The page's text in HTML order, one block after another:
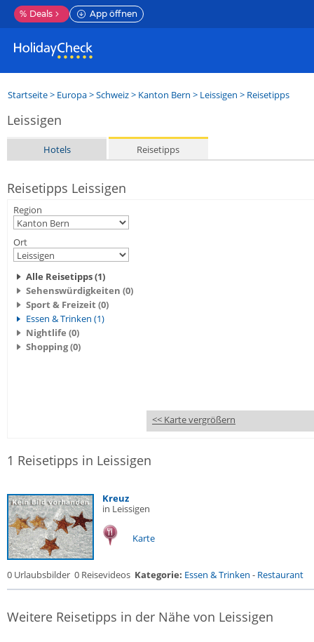
% Deals App öffnen
Startseite> Europa>Schweiz> Kanton Bern > Leissigen > Reisetipps
Leissigen
Hotels Reisetipps
Reisetipps Leissigen
Region
Ort
Alle Reisetipps (1)
Sehenswürdigkeiten (0)
Sport & Freizeit (0)
Essen & Trinken (1)
Nightlife (0)
Shopping (0)
<< Karte vergrößern
1 Reisetipps in Leissigen
Kreuz
in Leissigen
Karte
0 Urlaubsbilder 0 Reisevideos Kategorie: Essen & Trinken - Restaurant
Weitere Reisetipps in der Nähe von Leissigen